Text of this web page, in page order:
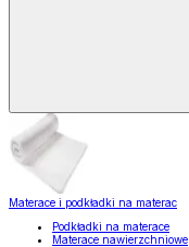
Materace i podkładki na materac
Podkładki na materace
Materace nawierzchniowe